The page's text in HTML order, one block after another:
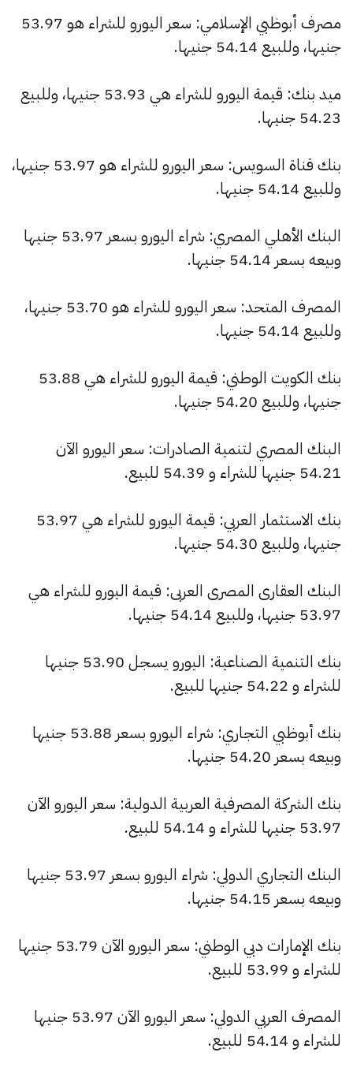
مصرف أبوظبي الإسلامي: سعر اليورو للشراء هو 53.97
جنيها، وللبيع 54.14 جنيها.
ميد بنك: قيمة اليورو للشراء هي 53.93 جنيها، وللبيع
54.23 جنيها.
بنك قناة السويس: سعر اليورو للشراء هو 53.97 جنيها،
وللبيع 54.14 جنيها.
البنك الأهلي المصري: شراء اليورو بسعر 53.97 جنيها
وبيعه بسعر 54.14 جنيها.
المصرف المتحد: سعر اليورو للشراء هو 53.70 جنيها،
وللبيع 54.14 جنيها.
بنك الكويت الوطني: قيمة اليورو للشراء هي 53.88
جنيها، وللبيع 54.20 جنيها.
البنك المصري لتنمية الصادرات: سعر اليورو الآن
54.21 جنيها للشراء و 54.39 للبيع.
بنك الاستثمار العربي: قيمة اليورو للشراء هي 53.97
جنيها، وللبيع 54.30 جنيها.
البنك العقارى المصرى العربى: قيمة اليورو للشراء هي
53.97 جنيها، وللبيع 54.14 جنيها.
بنك التنمية الصناعية: اليورو يسجل 53.90 جنيها
للشراء و 54.22 جنيها للبيع.
بنك أبوظبي التجاري: شراء اليورو بسعر 53.88 جنيها
وبيعه بسعر 54.20 جنيها.
بنك الشركة المصرفية العربية الدولية: سعر اليورو الآن
53.97 جنيها للشراء و 54.14 للبيع.
البنك التجاري الدولي: شراء اليورو بسعر 53.97 جنيها
وبيعه بسعر 54.15 جنيها.
بنك الإمارات دبي الوطني: سعر اليورو الآن 53.79 جنيها
للشراء و 53.99 للبيع.
المصرف العربي الدولي: سعر اليورو الآن 53.97 جنيها
للشراء و 54.14 للبيع.